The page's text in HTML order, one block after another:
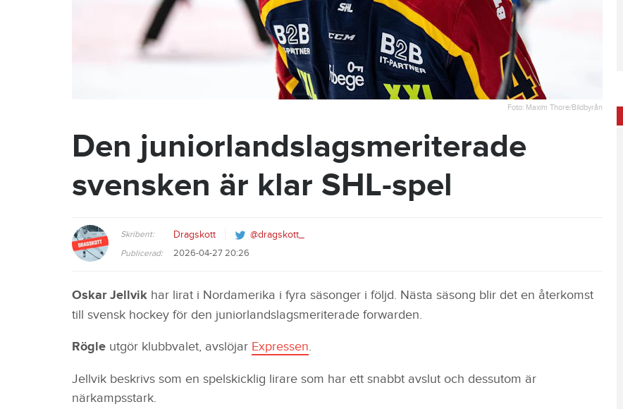
Foto: Maxim Thore/Bildbyrån
Den juniorlandslagsmeriterade
svensken är klar SHL-spel
Skribent: Dragskott @dragskott_
Publicerad: 2026-04-27 20:26
Oskar Jellvik har lirat i Nordamerika i fyra säsonger i följd. Nästa säsong blir det en återkomst
till svensk hockey för den juniorlandslagsmeriterade forwarden.
Rögle utgör klubbvalet, avslöjar Expressen.
Jellvik beskrivs som en spelskicklig lirare som har ett snabbt avslut och dessutom är
närkampsstark.